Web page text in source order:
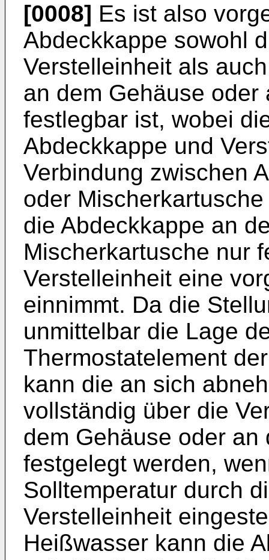
[0008] Es ist also
Abdeckkappe sowohl
Verstelleinheit als
an dem Gehäuse
festlegbar ist, wobei
Abdeckkappe und
Verbindung zwischen
oder
die Abdeckkappe an
Mischerkartusche nur
Verstelleinheit eine
einnimmt. Da die
unmittelbar die Lage
Thermostatelement
kann die an sich
vollständig über die
dem Gehäuse oder
festgelegt werden,
Solltemperatur durch
Verstelleinheit
Heißwasser kann die